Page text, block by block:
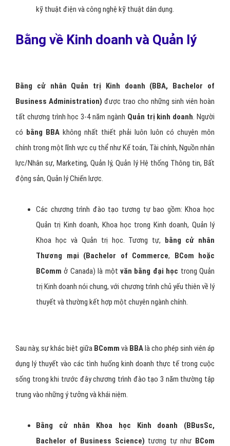
kỹ thuật điện và công nghệ kỹ thuật dân dụng.
Bằng về Kinh doanh và Quản lý
Bằng cử nhân Quản trị Kinh doanh (BBA, Bachelor of
Business Administration) được trao cho những sinh viên hoàn
tất chương trình học 3-4 năm ngành Quản trị kinh doanh. Người
có bằng BBA không nhất thiết phải luôn luôn có chuyên môn
chính trong một lĩnh vực cụ thể như Kế toán, Tài chính, Nguồn nhân
lực/Nhân sự, Marketing, Quản lý, Quản lý Hệ thống Thông tin, Bất
động sản, Quản lý Chiến lược.
Các chương trình đào tạo tương tự bao gồm: Khoa học
Quản trị Kinh doanh, Khoa học trong Kinh doanh, Quản lý
Khoa học và Quản trị học. Tương tự, bằng cử nhân
Thương mại (Bachelor of Commerce, BCom hoặc
BComm ở Canada) là một văn bằng đại học trong Quản
trị Kinh doanh nói chung, với chương trình chủ yếu thiên về lý
thuyết và thường kết hợp một chuyên ngành chính.
Sau này, sự khác biệt giữa BComm và BBAlà cho phép sinh viên áp
dụng lý thuyết vào các tình huống kinh doanh thực tế trong cuộc
sống trong khi trước đây chương trình đào tạo 3 năm thường tập
trung vào những ý tưởng và khái niệm.
Bằng cử nhân Khoa học Kinh doanh (BBusSc,
Bachelor of Business Science) tương tự như BCom